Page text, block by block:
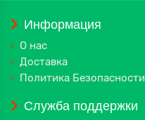
Информация
О нас
Доставка
Политика Безопасности
Служба поддержки